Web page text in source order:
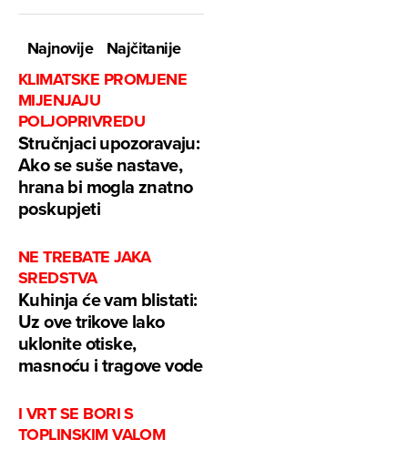
Najnovije
Najčitanije
KLIMATSKE PROMJENE
MIJENJAJU
POLJOPRIVREDU
Stručnjaci upozoravaju:
Ako se suše nastave,
hrana bi mogla znatno
poskupjeti
NE TREBATE JAKA
SREDSTVA
Kuhinja će vam blistati:
Uz ove trikove lako
uklonite otiske,
masnoću i tragove vode
I VRT SE BORI S
TOPLINSKIM VALOM